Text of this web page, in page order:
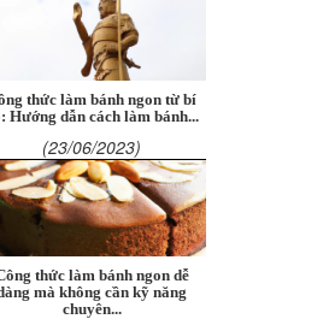
thức làm bánh ngon từ bí
Hướng dẫn cách làm bánh...
(23/06/2023)
thức làm bánh ngon dễ
mà không cần kỹ năng
chuyên...